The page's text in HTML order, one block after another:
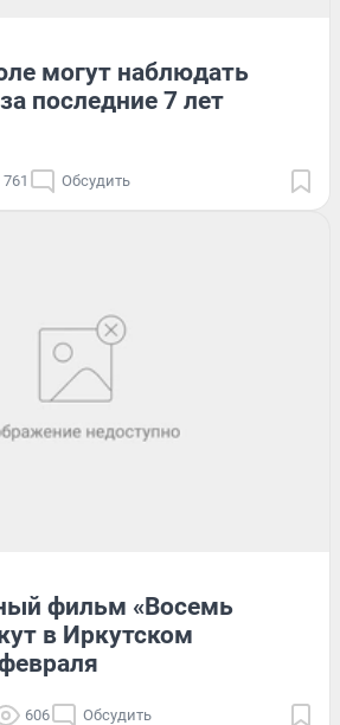
могут наблюдать
последние 7 лет
761 Обсудить
фильм «Восемь
в Иркутском
606 Обсудить